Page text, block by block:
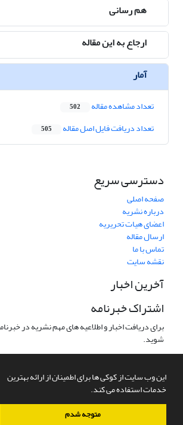
این وب سایت از کوکی ها برای اطمینان از ارائه بهترین
خدمات استفاده می کند.
متوجه شدم
هم رسانی
ارجاع به این مقاله
آمار
تعداد مشاهده مقاله 502
تعداد دریافت فایل اصل مقاله 505
دسترسی سریع
صفحه اصلی
درباره نشریه
اعضای هیات تحریریه
ارسال مقاله
تماس با ما
نقشه سایت
آخرین اخبار
اشتراک خبرنامه
برای دریافت اخبار و اطلاعیه های مهم نشریه در
شوید.